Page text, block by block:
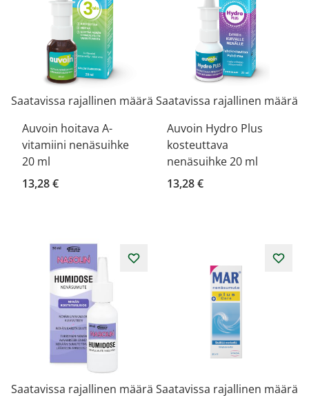
Saatavissa rajallinen määrä
Auvoin hoitava A-
vitamiini nenäsuihke
20 ml
13,28 €
Saatavissa rajallinen määrä
Auvoin Hydro Plus
kosteuttava
nenäsuihke 20 ml
13,28 €
Saatavissa rajallinen määrä Saatavissa rajallinen määrä